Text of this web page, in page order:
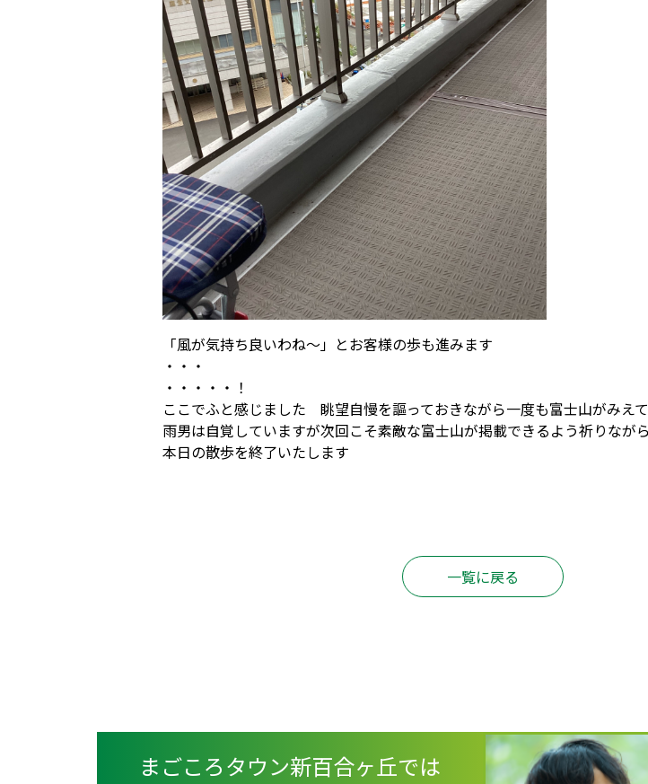
「風が気持ち良いわね～」とお客様の歩も進みます
・・・
・・・・・！
ここでふと感じました 眺望自慢を謳っておきながら一度も富士山がみえ
雨男は自覚していますが次回こそ素敵な富士山が掲載できるよう祈りなが
本日の散歩を終了いたします
一覧に戻る
まごころタウン新百合ヶ丘では